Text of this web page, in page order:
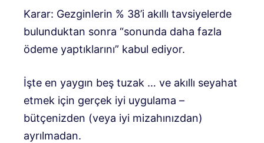
Karar: Gezginlerin % 38’i akıllı tavsiyelerde
bulunduktan sonra “sonunda daha fazla
ödeme yaptıklarını” kabul ediyor.
İşte en yaygın beş tuzak … ve akıllı seyahat
etmek için gerçek iyi uygulama –
bütçenizden (veya iyi mizahınızdan)
ayrılmadan.